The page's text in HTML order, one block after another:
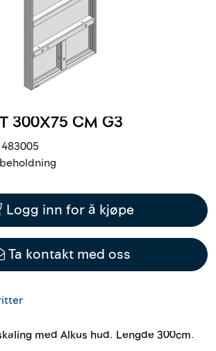
300X75 CM G3
483005
Logg inn for å kjøpe
Ta kontakt med oss
med Alkus hud. Lengde 300cm.